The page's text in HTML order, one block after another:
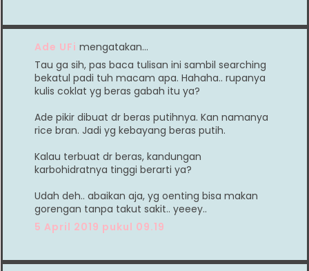
Ade UFi mengatakan…
Tau ga sih, pas baca tulisan ini sambil searching
bekatul padi tuh macam apa. Hahaha.. rupanya
kulis coklat yg beras gabah itu ya?
Ade pikir dibuat dr beras putihnya. Kan namanya
rice bran. Jadi yg kebayang beras putih.
Kalau terbuat dr beras, kandungan
karbohidratnya tinggi berarti ya?
Udah deh.. abaikan aja, yg oenting bisa makan
gorengan tanpa takut sakit.. yeeey..
5 April 2019 pukul 09.19